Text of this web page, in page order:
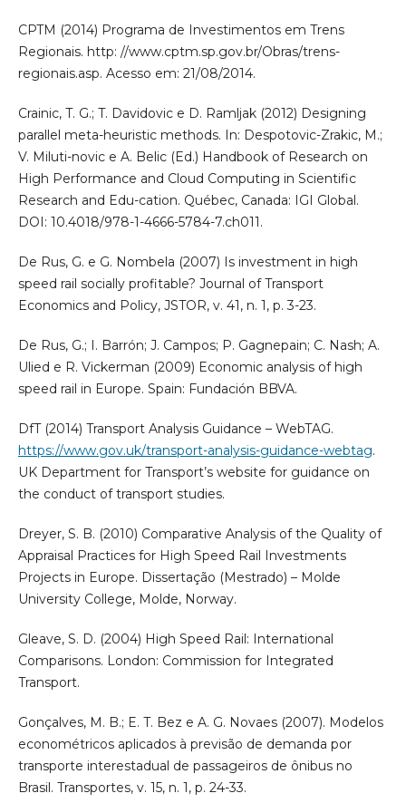
CPTM (2014) Programa de Investimentos em Trens
Regionais. http: //www.cptm.sp.gov.br/Obras/trens-
regionais.asp. Acesso em: 21/08/2014.
Crainic, T. G.; T. Davidovic e D. Ramljak (2012) Designing
parallel meta-heuristic methods. In: Despotovic-Zrakic, M.;
V. Miluti-novic e A. Belic (Ed.) Handbook of Research on
High Performance and Cloud Computing in Scientific
Research and Edu-cation. Québec, Canada: IGI Global.
DOI: 10.4018/978-1-4666-5784-7.ch011.
De Rus, G. e G. Nombela (2007) Is investment in high
speed rail socially profitable? Journal of Transport
Economics and Policy, JSTOR, v. 41, n. 1, p. 3-23.
De Rus, G.; I. Barrón; J. Campos; P. Gagnepain; C. Nash; A.
Ulied e R. Vickerman (2009) Economic analysis of high
speed rail in Europe. Spain: Fundación BBVA.
DfT (2014) Transport Analysis Guidance – WebTAG.
https://www.gov.uk/transport-analysis-guidance-webtag.
UK Department for Transport’s website for guidance on
the conduct of transport studies.
Dreyer, S. B. (2010) Comparative Analysis of the Quality of
Appraisal Practices for High Speed Rail Investments
Projects in Europe. Dissertação (Mestrado) – Molde
University College, Molde, Norway.
Gleave, S. D. (2004) High Speed Rail: International
Comparisons. London: Commission for Integrated
Transport.
Gonçalves, M. B.; E. T. Bez e A. G. Novaes (2007). Modelos
econométricos aplicados à previsão de demanda por
transporte interestadual de passageiros de ônibus no
Brasil. Transportes, v. 15, n. 1, p. 24-33.